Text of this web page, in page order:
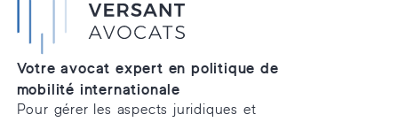
Votre avocat expert en politique de
mobilité internationale
Pour gérer les aspects juridiques et